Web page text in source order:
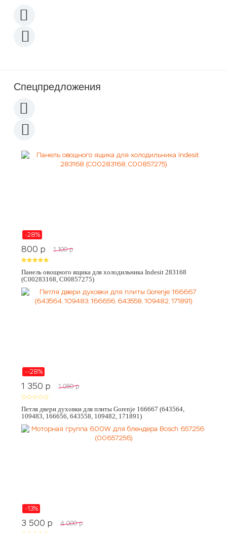
Спецпредложения
-28%
800 p 1 100 p
Панель овощного ящика для холодильника Indesit 283168
(C00283168, C00857275)
--28%
1 350 p 1 050 p
Петля двери духовки для плиты Gorenje 166667 (643564,
109483, 166656, 643558, 109482, 171891)
-13%
3 500 p 4 000 p